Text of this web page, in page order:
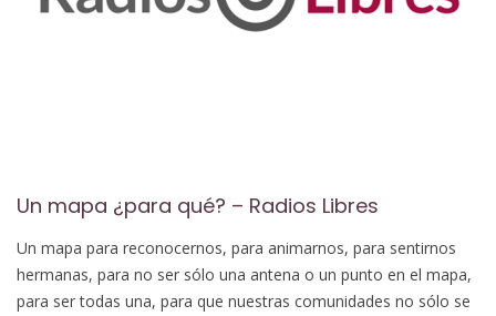
Un mapa ¿para qué? – Radios Libres
Un mapa para reconocernos, para animarnos, para sentirnos
hermanas, para no ser sólo una antena o un punto en el mapa,
para ser todas una, para que nuestras comunidades no sólo se